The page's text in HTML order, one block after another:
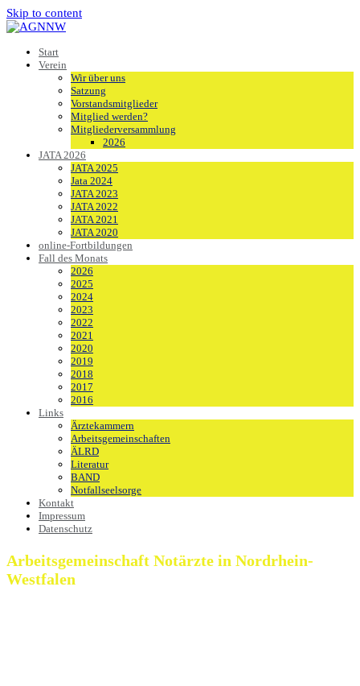
Skip to content
Start
Verein
Wir über uns
Satzung
Vorstandsmitglieder
Mitglied werden?
Mitgliederversammlung
2026
JATA 2026
JATA 2025
Jata 2024
JATA 2023
JATA 2022
JATA 2021
JATA 2020
online-Fortbildungen
Fall des Monats
2026
2025
2024
2023
2022
2021
2020
2019
2018
2017
2016
Links
Ärztekammern
Arbeitsgemeinschaften
ÄLRD
Literatur
BAND
Notfallseelsorge
Kontakt
Impressum
Datenschutz
Arbeitsgemeinschaft Notärzte in Nordrhein-
Westfalen